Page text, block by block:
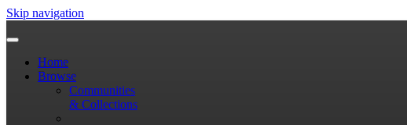
Skip navigation
Home
Browse
Communities
& Collections